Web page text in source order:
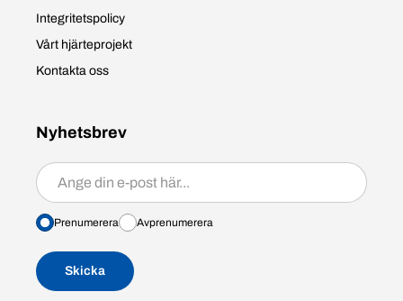
Integritetspolicy
Vårt hjärteprojekt
Kontakta oss
Nyhetsbrev
Prenumerera/avprenumerera
Prenumerera Avprenumerera
Skicka